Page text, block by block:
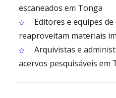
escaneados em Tonga
Editores e equipes
reaproveitam materiais
Arquivistas e
acervos pesquisáveis em